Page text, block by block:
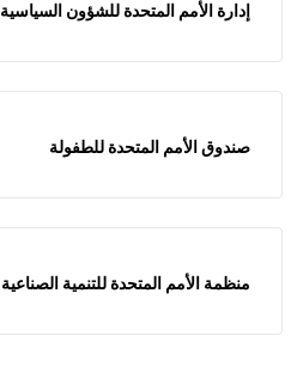
إدارة الأمم المتحدة للشؤون السياسية
صندوق الأمم المتحدة للطفولة
منظمة الأمم المتحدة للتنمية الصناعية